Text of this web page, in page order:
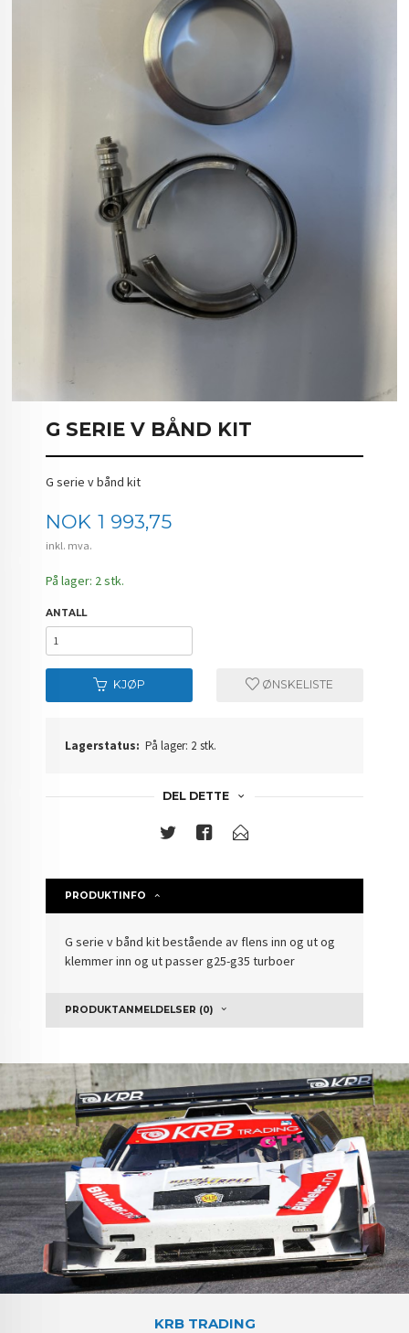
G SERIE V BÅND KIT
G serie v bånd kit
Pris
NOK 1 993,75
inkl. mva.
På lager: 2 stk.
ANTALL
KJØP ØNSKELISTE
Lagerstatus: På lager: 2 stk.
DEL DETTE
PRODUKTINFO
G serie v bånd kit bestående av flens inn og ut og
klemmer inn og ut passer g25-g35 turboer
PRODUKTANMELDELSER (0)
KRB TRADING